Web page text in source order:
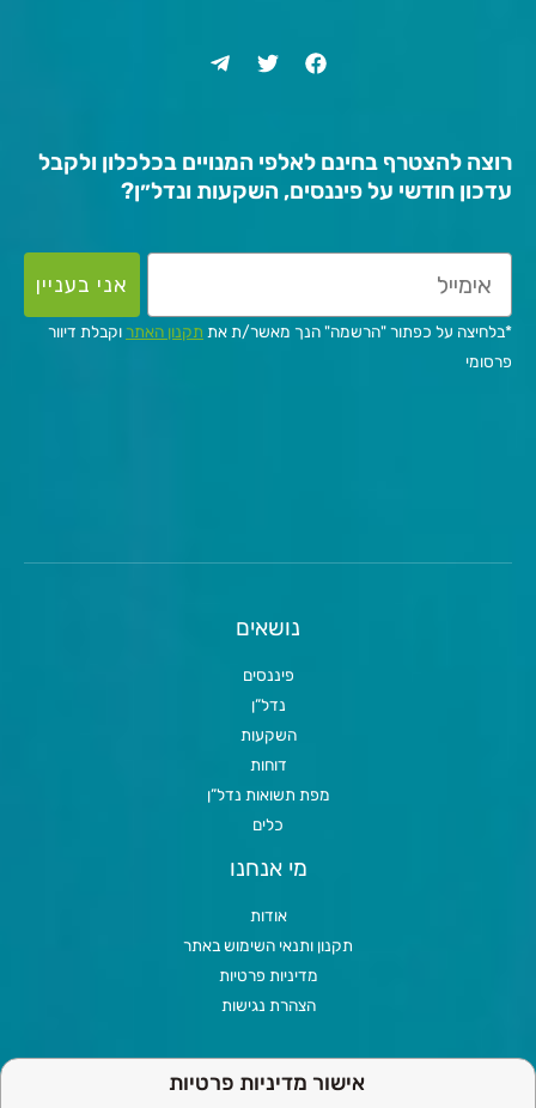
רוצה להצטרף בחינם לאלפי המנויים בכלכלון ולקבל
עדכון חודשי על פיננסים, השקעות ונדל״ן?
אני בעניין
*בלחיצה על כפתור "הרשמה" הנך מאשר/ת את תקנון האתר וקבלת דיוור
פרסומי
נושאים
פיננסים
נדל”ן
השקעות
דוחות
מפת תשואות נדל”ן
כלים
מי אנחנו
אודות
תקנון ותנאי השימוש באתר
מדיניות פרטיות
הצהרת נגישות
אישור מדיניות פרטיות